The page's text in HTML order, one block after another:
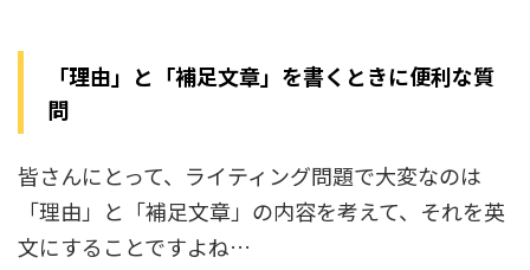
「理由」と「補足文章」を書くときに便利な質
問
皆さんにとって、ライティング問題で大変なのは
「理由」と「補足文章」の内容を考えて、それを英
文にすることですよね…